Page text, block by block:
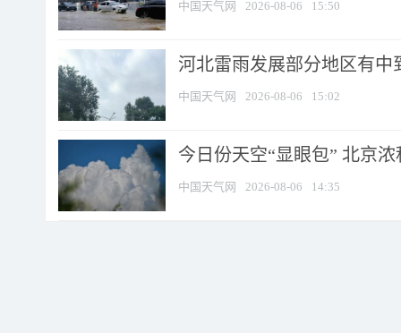
中国天气网 2026-08-06 15:50
河北雷雨发展部分地区有中
中国天气网 2026-08-06 15:02
今日份天空“显眼包” 北京
中国天气网 2026-08-06 14:35